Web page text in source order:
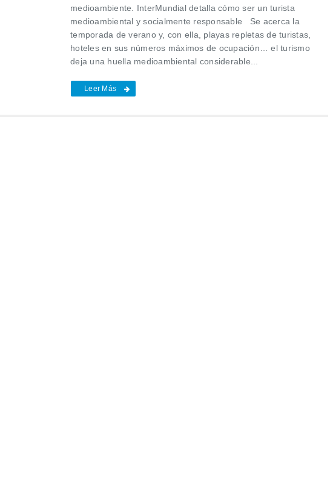
medioambiente. InterMundial detalla cómo ser un turista
medioambiental y socialmente responsable Se acerca la
temporada de verano y, con ella, playas repletas de turistas,
hoteles en sus números máximos de ocupación… el turismo
deja una huella medioambiental considerable...
Leer Más